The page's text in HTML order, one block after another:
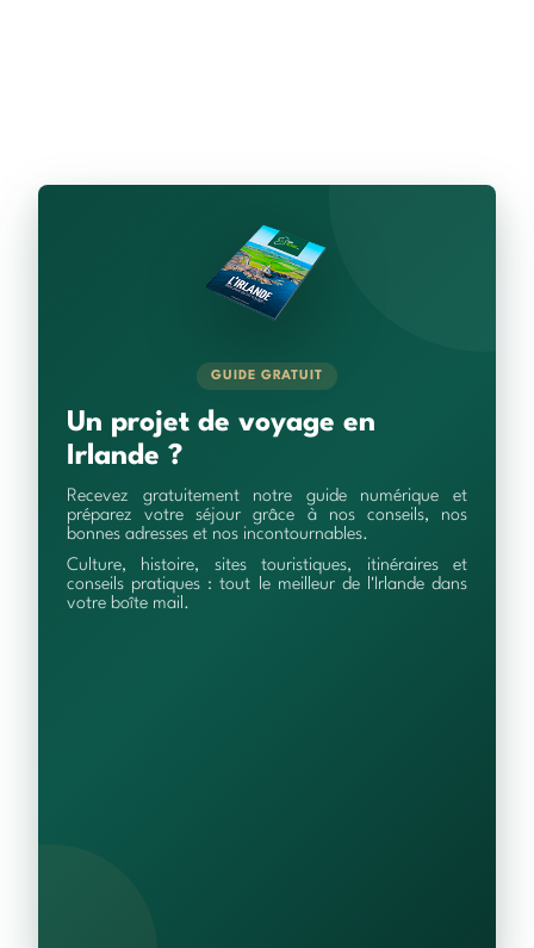
GUIDE GRATUIT
Un projet de voyage en
Irlande ?
Recevez gratuitement notre guide numérique et
préparez votre séjour grâce à nos conseils, nos
bonnes adresses et nos incontournables.
Culture, histoire, sites touristiques, itinéraires et
conseils pratiques : tout le meilleur de l'Irlande dans
votre boîte mail.